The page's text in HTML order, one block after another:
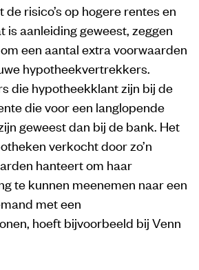
risico’s op hogere rentes en
is aanleiding geweest, zeggen
een aantal extra voorwaarden
hypotheekvertrekkers.
die hypotheekklant zijn bij de
die voor een langlopende
geweest dan bij de bank. Het
verkocht door zo’n
hanteert om haar
te kunnen meenemen naar een
met een
hoeft bijvoorbeeld bij Venn